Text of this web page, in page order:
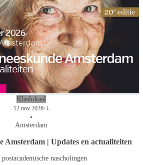
Klaslokaal
12 nov 2026+1
•
Amsterdam
Amsterdam | Updates en actualiteiten
nascholingen